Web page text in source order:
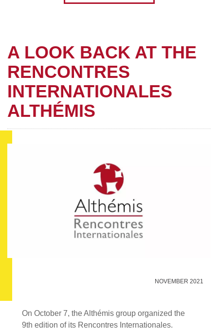
A LOOK BACK AT THE
RENCONTRES
INTERNATIONALES
ALTHÉMIS
NOVEMBER 2021
On October 7, the Althémis group organized the
9th edition of its Rencontres Internationales.